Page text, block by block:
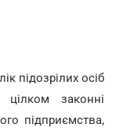
підозрілих осіб
законні
підприємства,